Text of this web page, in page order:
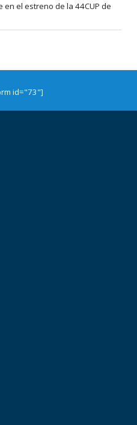
el estreno de la 44CUP de
id="73"]